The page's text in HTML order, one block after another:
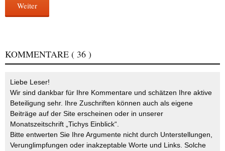
Weiter
KOMMENTARE ( 36 )
Liebe Leser!
Wir sind dankbar für Ihre Kommentare und schätzen Ihre aktive
Beteiligung sehr. Ihre Zuschriften können auch als eigene
Beiträge auf der Site erscheinen oder in unserer
Monatszeitschrift „Tichys Einblick“.
Bitte entwerten Sie Ihre Argumente nicht durch Unterstellungen,
Verunglimpfungen oder inakzeptable Worte und Links. Solche